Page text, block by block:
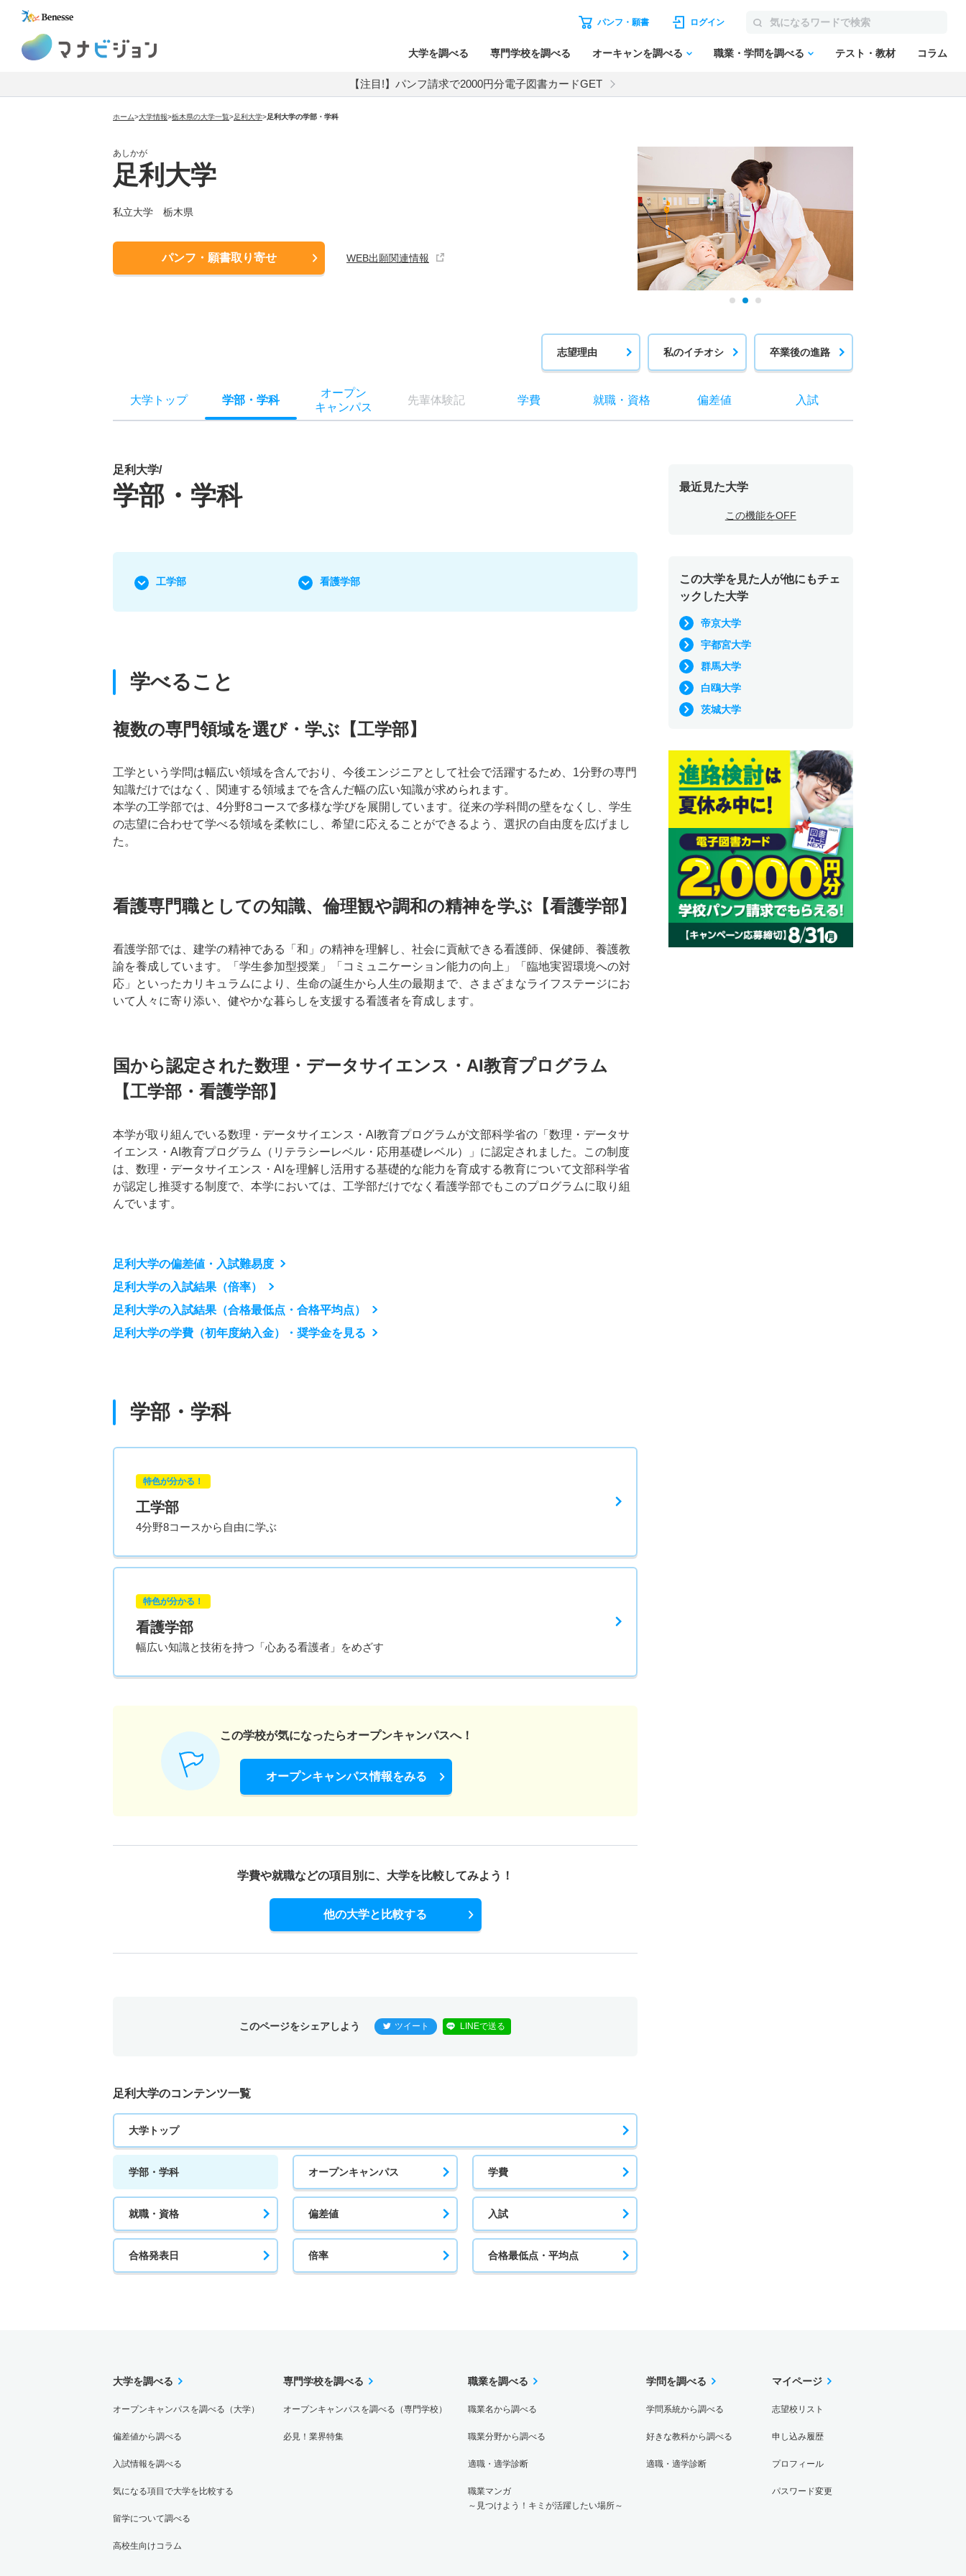
パンフ・願書 ログイン
大学を調べる 専門学校を調べる オーキャンを調べる 職業・学問を調べる テスト・教材 コラム
【注目!】パンフ請求で2000円分電子図書カードGET
ホーム>大学情報>栃木県の大学一覧>足利大学>足利大学の学部・学科
あしかが
足利大学
私立大学 栃木県
パンフ・願書取り寄せ WEB出願関連情報
志望理由 私のイチオシ 卒業後の進路
大学トップ 学部 ・ 学科
オープン
キャンパス
先輩体験記 学費 就職・ 資格 偏差値 入試
足利大学/
学部・学科
工学部 看護学部
学べること
複数の専門領域を選び・学ぶ【工学部】
工学という学問は幅広い領域を含んでおり、今後エンジニアとして社会で活躍するため、1分野の専門
知識だけではなく、関連する領域までを含んだ幅の広い知識が求められます。
本学の工学部では、4分野8コースで多様な学びを展開しています。従来の学科間の壁をなくし、学生
の志望に合わせて学べる領域を柔軟にし、希望に応えることができるよう、選択の自由度を広げまし
た。
看護専門職としての知識、倫理観や調和の精神を学ぶ【看護学部】
看護学部では、建学の精神である「和」の精神を理解し、社会に貢献できる看護師、保健師、養護教
諭を養成しています。「学生参加型授業」「コミュニケーション能力の向上」「臨地実習環境への対
応」といったカリキュラムにより、生命の誕生から人生の最期まで、さまざまなライフステージにお
いて人々に寄り添い、健やかな暮らしを支援する看護者を育成します。
国から認定された数理・データサイエンス・AI教育プログラム
【工学部・看護学部】
本学が取り組んでいる数理・データサイエンス・AI教育プログラムが文部科学省の「数理・データサ
イエンス・AI教育プログラム（リテラシーレベル・応用基礎レベル）」に認定されました。この制度
は、数理・データサイエンス・AIを理解し活用する基礎的な能力を育成する教育について文部科学省
が認定し推奨する制度で、本学においては、工学部だけでなく看護学部でもこのプログラムに取り組
んでいます。
足利大学の偏差値・入試難易度
足利大学の入試結果（倍率）
足利大学の入試結果（合格最低点・合格平均点）
足利大学の学費（初年度納入金）・奨学金を見る
学部・学科
特色が分かる！
工学部
4分野8コースから自由に学ぶ
特色が分かる！
看護学部
幅広い知識と技術を持つ「心ある看護者」をめざす
この学校が気になったらオープンキャンパスへ！
オープンキャンパス情報をみる
学費や就職などの項目別に、 大学を比較してみよう！
他の大学と比較する
このページをシェアしよう ツイート LINEで送る
足利大学のコンテンツ一覧
大学トップ
学部・学科 オープンキャンパス 学費
就職・資格 偏差値 入試
合格発表日 倍率 合格最低点・平均点
最近見た大学
この機能をOFF
この大学を見た人が他にもチェ
ックした大学
帝京大学
宇都宮大学
群馬大学
白鴎大学
茨城大学
大学を調べる
オープンキャンパスを調べる（大学）
偏差値から調べる
入試情報を調べる
気になる項目で大学を比較する
留学について調べる
高校生向けコラム
専門学校を調べる
オープンキャンパスを調べる（専門学校）
必見！業界特集
職業を調べる
職業名から調べる
職業分野から調べる
適職・適学診断
職業マンガ
～見つけよう！キミが活躍したい場所～
学問を調べる
学問系統から調べる
好きな教科から調べる
適職・適学診断
マイページ
志望校リスト
申し込み履歴
プロフィール
パスワード変更